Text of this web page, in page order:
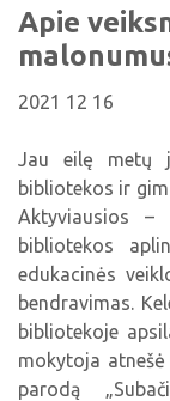
Apie
2021 12 16
Jau eilę metų
bibliotekos ir
Aktyviausios –
bibliotekos
edukacinės
bendravimas.
bibliotekoje
mokytoja
parodą